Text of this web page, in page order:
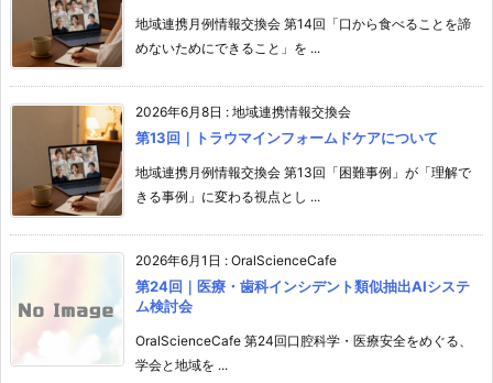
地域連携月例情報交換会 第14回「口から食べることを諦
めないためにできること」を ...
2026年6月8日 : 地域連携情報交換会
第13回｜トラウマインフォームドケアについて
地域連携月例情報交換会 第13回「困難事例」が「理解で
きる事例」に変わる視点とし ...
2026年6月1日 : OralScienceCafe
第24回｜医療・歯科インシデント類似抽出AIシステ
ム検討会
OralScienceCafe 第24回口腔科学・医療安全をめぐる、
学会と地域を ...